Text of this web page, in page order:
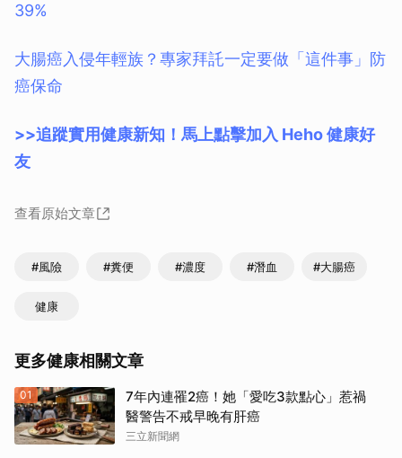
39%
大腸癌入侵年輕族？專家拜託一定要做「這件事」防
癌保命
>>追蹤實用健康新知！馬上點擊加入 Heho 健康好
友
查看原始文章
#風險 #糞便 #濃度 #潛血 #大腸癌
健康
更多健康相關文章
01
7年內連罹2癌！她「愛吃3款點心」惹禍
醫警告不戒早晚有肝癌
三立新聞網